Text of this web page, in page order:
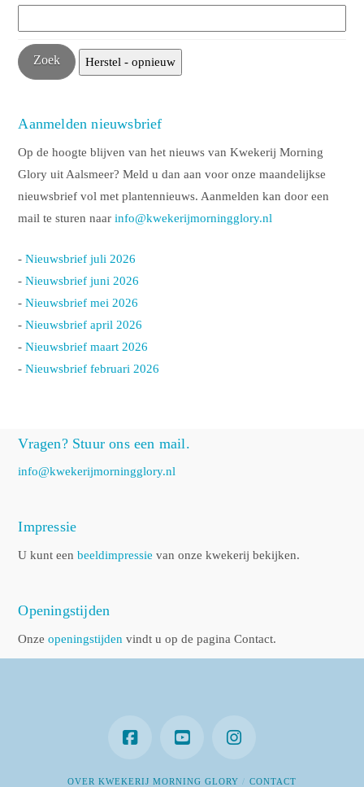
Aanmelden nieuwsbrief
Op de hoogte blijven van het nieuws van Kwekerij Morning
Glory uit Aalsmeer? Meld u dan aan voor onze maandelijkse
nieuwsbrief vol met plantennieuws. Aanmelden kan door een
mail te sturen naarinfo@kwekerijmorningglory.nl
-Nieuwsbrief juli 2026
-Nieuwsbrief juni 2026
-Nieuwsbrief mei 2026
-Nieuwsbrief april 2026
-Nieuwsbrief maart 2026
-Nieuwsbrief februari 2026
Vragen? Stuur ons een mail.
info@kwekerijmorningglory.nl
Impressie
U kunt eenbeeldimpressie van onze kwekerij bekijken.
Openingstijden
Onzeopeningstijden vindt u op de pagina Contact.
OVER KWEKERIJ MORNING GLORY CONTACT